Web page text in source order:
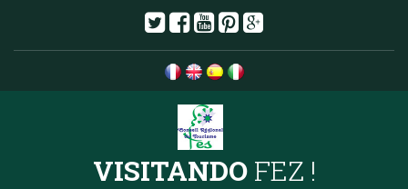
VISITANDO FEZ !